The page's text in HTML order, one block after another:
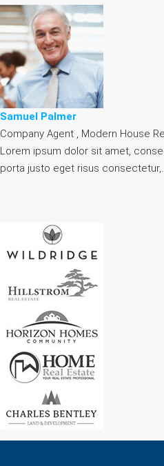
Samuel Palmer
Company Agent , Modern House
Lorem ipsum dolor sit amet,
porta justo eget risus